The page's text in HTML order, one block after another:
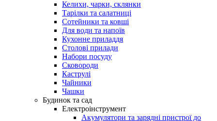
Келихи, чарки, склянки
Тарілки та салатниці
Сотейники та ковші
Для води та напоїв
Кухонне приладдя
Столові прилади
Набори посуду
Сковороди
Каструлі
Чайники
Чашки
Будинок та сад
Електроінструмент
Акумулятори та зарядні пристрої до